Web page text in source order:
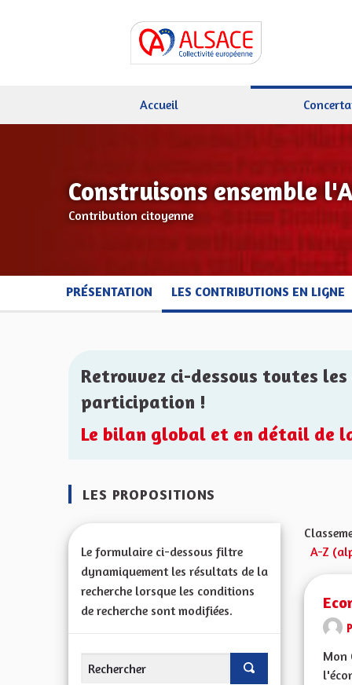
Accueil
Construisons ensemble
Contribution citoyenne
PRÉSENTATION LES CONTRIBUTIONS EN LIGNE
Retrouvez ci-dessous toutes
participation !
Le bilan global et en détail de
LES PROPOSITIONS
Le formulaire ci-dessous filtre
dynamiquement les résultats de la
recherche lorsque les conditions
de recherche sont modifiées.
A-Z
Mon